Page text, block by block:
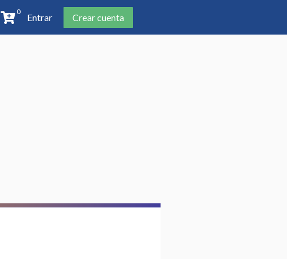
0
Entrar Crear cuenta